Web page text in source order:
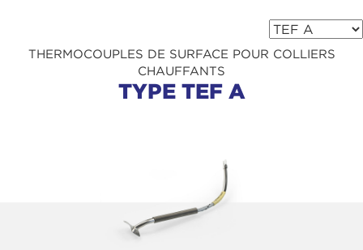
THERMOCOUPLES DE SURFACE POUR COLLIERS
CHAUFFANTS
TYPE TEF A